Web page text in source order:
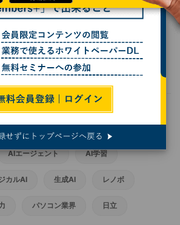
が見据えるAI社会変革への
長が語る「Hybrid AI」
AIエージェント AI学習
カルAI 生成AI レノボ
パソコン業界 日立